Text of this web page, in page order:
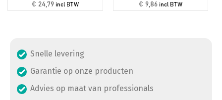
€ 24,79incl BTW € 9,86 incl BTW
Snelle levering
Garantie op onze producten
Advies op maat van professionals